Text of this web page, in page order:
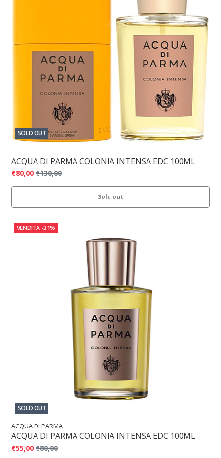
SOLD OUT
ACQUA DI PARMA COLONIA INTENSA EDC 100ML
€80,00 €130,00
Sold out
VENDITA -31%
SOLD OUT
ACQUA DI PARMA
ACQUA DI PARMA COLONIA INTENSA EDC 100ML
€55,00 €80,00